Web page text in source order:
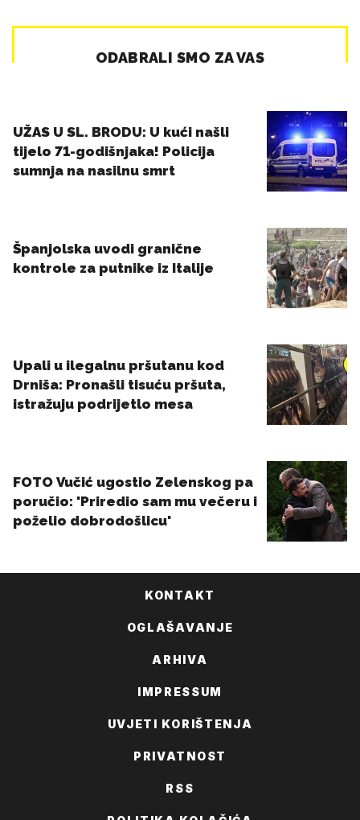
KONTAKT
OGLAŠAVANJE
ARHIVA
IMPRESSUM
UVJETI KORIŠTENJA
PRIVATNOST
RSS